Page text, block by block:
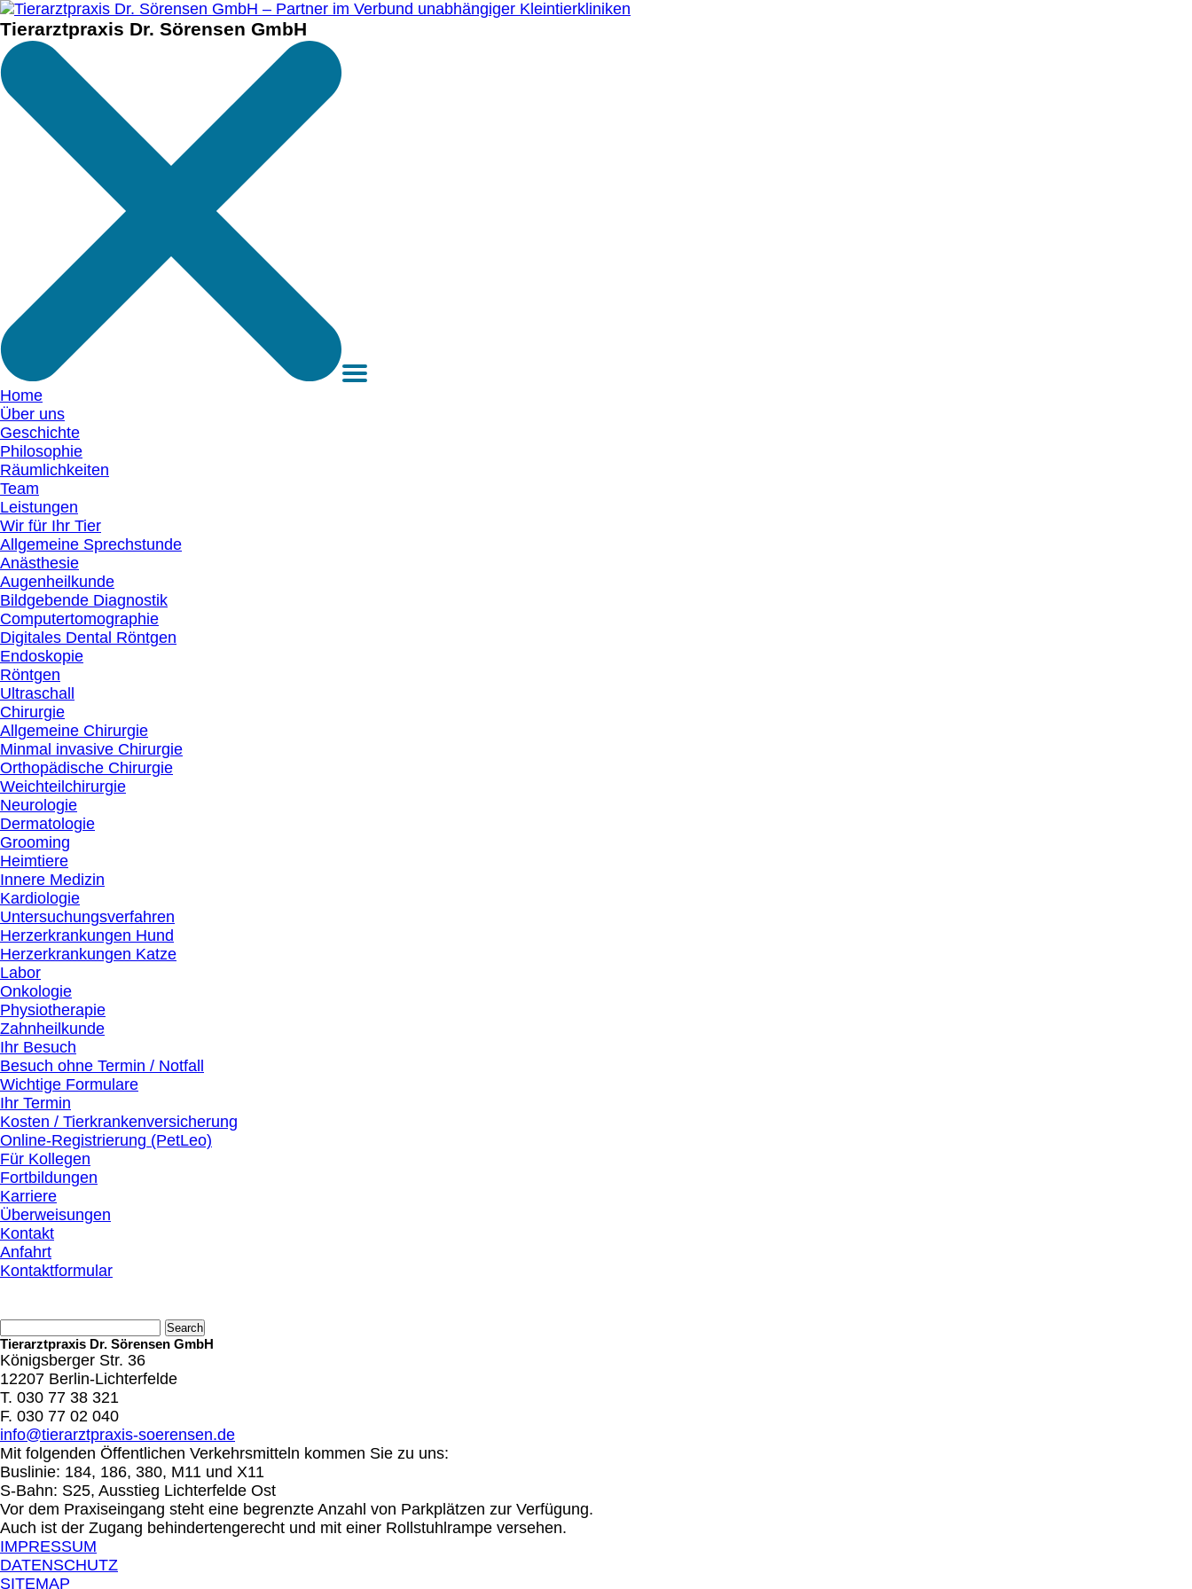
Tierarztpraxis Dr. Sörensen GmbH
Home
Über uns
Geschichte
Philosophie
Räumlichkeiten
Team
Leistungen
Wir für Ihr Tier
Allgemeine Sprechstunde
Anästhesie
Augenheilkunde
Bildgebende Diagnostik
Computertomographie
Digitales Dental Röntgen
Endoskopie
Röntgen
Ultraschall
Chirurgie
Allgemeine Chirurgie
Minmal invasive Chirurgie
Orthopädische Chirurgie
Weichteilchirurgie
Neurologie
Dermatologie
Grooming
Heimtiere
Innere Medizin
Kardiologie
Untersuchungsverfahren
Herzerkrankungen Hund
Herzerkrankungen Katze
Labor
Onkologie
Physiotherapie
Zahnheilkunde
Ihr Besuch
Besuch ohne Termin / Notfall
Wichtige Formulare
Ihr Termin
Kosten / Tierkrankenversicherung
Online-Registrierung (PetLeo)
Für Kollegen
Fortbildungen
Karriere
Überweisungen
Kontakt
Anfahrt
Kontaktformular
Tierarztpraxis Dr. Sörensen GmbH
Königsberger Str. 36
12207 Berlin-Lichterfelde
T. 030 77 38 321
F. 030 77 02 040
info@tierarztpraxis-soerensen.de
Mit folgenden Öffentlichen Verkehrsmitteln kommen Sie zu uns:
Buslinie: 184, 186, 380, M11 und X11
S-Bahn: S25, Ausstieg Lichterfelde Ost
Vor dem Praxiseingang steht eine begrenzte Anzahl von Parkplätzen zur Verfügung.
Auch ist der Zugang behindertengerecht und mit einer Rollstuhlrampe versehen.
IMPRESSUM
DATENSCHUTZ
SITEMAP